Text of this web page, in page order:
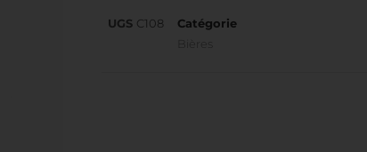
UGS C108
Catégorie